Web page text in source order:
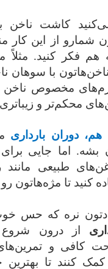
کاشت ناخن
شمارو از این کار
هم فکر کنید.
با سوهان
مخصوص ناخن
محکم‌تر و
دوران بارداری
بشه. اما جایی
طبیعی مانند
کنید تا مژه‌هاتون
نره که حس
از درون
کافی و
کنند تا